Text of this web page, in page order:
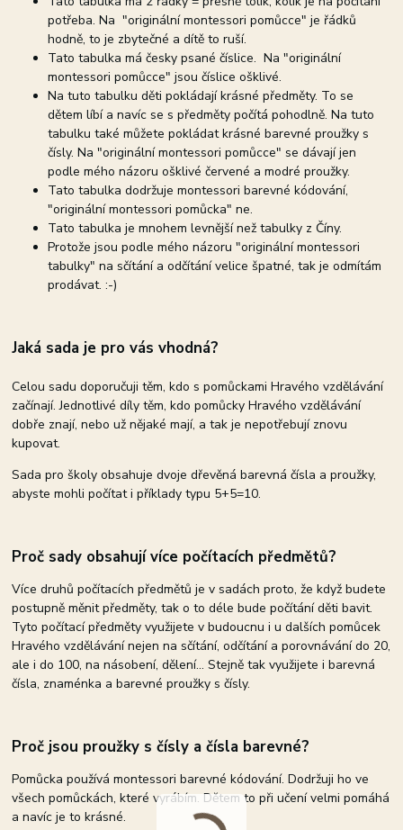
potřeba. Na "originální montessori pomůcce" je řádků
hodně, to je zbytečné a dítě to ruší.
Tato tabulka má česky psané číslice. Na "originální
montessori pomůcce" jsou číslice ošklivé.
Na tuto tabulku děti pokládají krásné předměty. To se
dětem líbí a navíc se s předměty počítá pohodlně. Na tuto
tabulku také můžete pokládat krásné barevné proužky s
čísly. Na "originální montessori pomůcce" se dávají jen
podle mého názoru ošklivé červené a modré proužky.
Tato tabulka dodržuje montessori barevné kódování,
"originální montessori pomůcka" ne.
Tato tabulka je mnohem levnější než tabulky z Číny.
Protože jsou podle mého názoru "originální montessori
tabulky" na sčítání a odčítání velice špatné, tak je odmítám
prodávat. :-)
Jaká sada je pro vás vhodná?
Celou sadu doporučuji těm, kdo s pomůckami Hravého vzdělávání
začínají. Jednotlivé díly těm, kdo pomůcky Hravého vzdělávání
dobře znají, nebo už nějaké mají, a tak je nepotřebují znovu
kupovat.
Sada pro školy obsahuje dvoje dřevěná barevná čísla a proužky,
abyste mohli počítat i příklady typu 5+5=10.
Proč sady obsahují více počítacích předmětů?
Více druhů počítacích předmětů je v sadách proto, že když budete
postupně měnit předměty, tak o to déle bude počítání děti bavit.
Tyto počítací předměty využijete v budoucnu i u dalších pomůcek
Hravého vzdělávání nejen na sčítání, odčítání a porovnávání do 20,
ale i do 100, na násobení, dělení... Stejně tak využijete i barevná
čísla, znaménka a barevné proužky s čísly.
Proč jsou proužky s čísly a čísla barevné?
Pomůcka používá montessori barevné kódování. Dodržuji ho ve
všech pomůckách, které vyrábím. Dětem to při učení velmi pomáhá
a navíc je to krásné.